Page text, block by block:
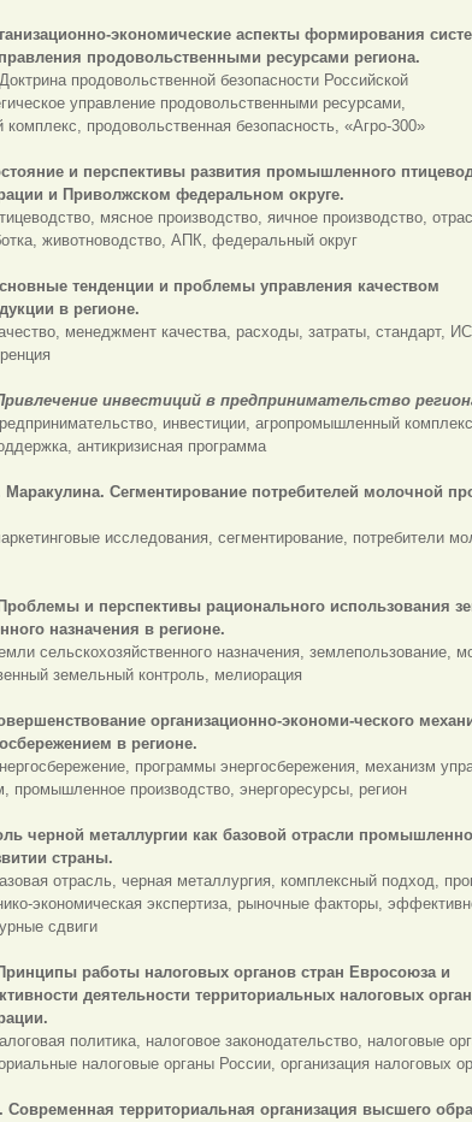
экономические аспекты формирования
продовольственными ресурсами региона.
продовольственной безопасности Российской
управление продовольственными ресурсами,
продовольственная безопасность, «Агро-300»
и перспективы развития промышленного
и Приволжском федеральном округе.
мясное производство, яичное производство,
животноводство, АПК, федеральный округ
тенденции и проблемы управления качеством
в регионе.
менеджмент качества, расходы, затраты, стандарт,
инвестиций в предпринимательство
инвестиции, агропромышленный
антикризисная программа
Сегментирование потребителей молочной
исследования, сегментирование, потребители
и перспективы рационального использования
назначения в регионе.
сельскохозяйственного назначения, землепользование,
земельный контроль, мелиорация
организационно-экономи-ческого
в регионе.
программы энергосбережения, механизм
промышленное производство, энергоресурсы, регион
черной металлургии как базовой отрасли
страны.
отрасль, черная металлургия, комплексный подход,
экономическая экспертиза, рыночные факторы,
сдвиги
работы налоговых органов стран Евросоюза и
деятельности территориальных налоговых
политика, налоговое законодательство, налоговые
налоговые органы России, организация налоговых
Современная территориальная организация высшего